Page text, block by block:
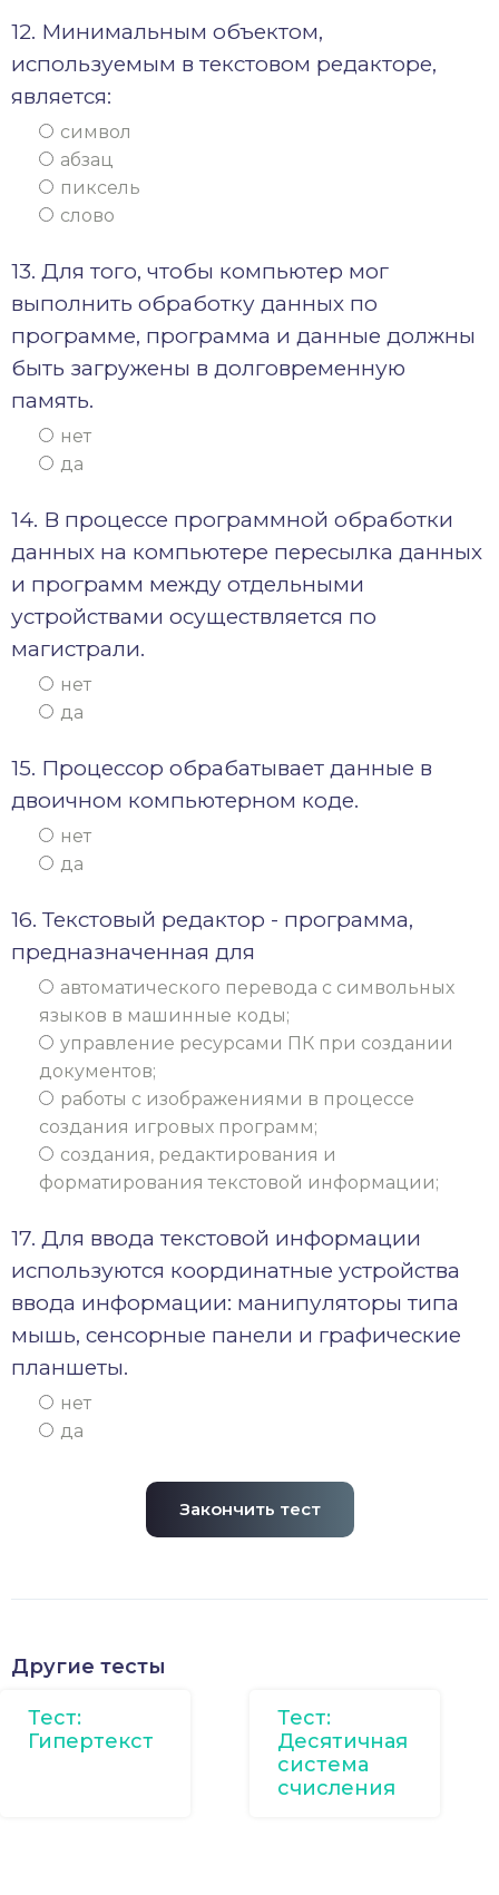
12. Минимальным объектом,
используемым в текстовом редакторе,
является:
символ
абзац
пиксель
слово
13. Для того, чтобы компьютер мог
выполнить обработку данных по
программе, программа и данные должны
быть загружены в долговременную
память.
нет
да
14. В процессе программной обработки
данных на компьютере пересылка данных
и программ между отдельными
устройствами осуществляется по
магистрали.
нет
да
15. Процессор обрабатывает данные в
двоичном компьютерном коде.
нет
да
16. Текстовый редактор - программа,
предназначенная для
автоматического перевода с символьных
языков в машинные коды;
управление ресурсами ПК при создании
документов;
работы с изображениями в процессе
создания игровых программ;
создания, редактирования и
форматирования текстовой информации;
17. Для ввода текстовой информации
используются координатные устройства
ввода информации: манипуляторы типа
мышь, сенсорные панели и графические
планшеты.
нет
да
Закончить тест
Другие тесты
Тест:
Гипертекст
Тест:
Десятичная
система
счисления